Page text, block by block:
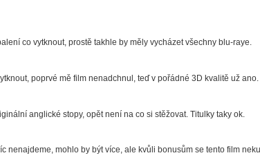
co vytknout, prostě takhle by měly vycházet všechny blu-raye.
poprvé mě film nenadchnul, teď v pořádné 3D kvalitě už ano.
anglické stopy, opět není na co si stěžovat. Titulky taky ok.
nenajdeme, mohlo by být více, ale kvůli bonusům se tento film